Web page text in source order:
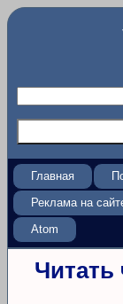
Главная
Реклама на
Atom